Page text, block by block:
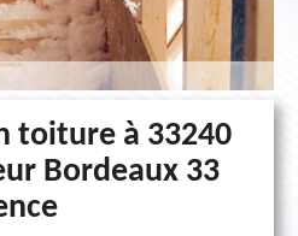
toiture à 33240
Bordeaux 33